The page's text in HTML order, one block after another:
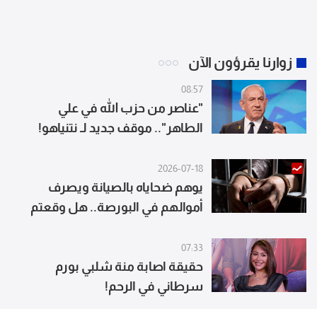
زوارنا يقرؤون الآن
08:57
"عناصر من حزب الله في علي
الطاهر".. موقف جديد لـ نتنياهو!
2026-07-18
يوهم ضحاياه بالصيانة ويصرف
أموالهم في البورصة.. هل وقعتم
07:33
حقيقة اصابة منة شلبي بورم
سرطاني في الرحم!